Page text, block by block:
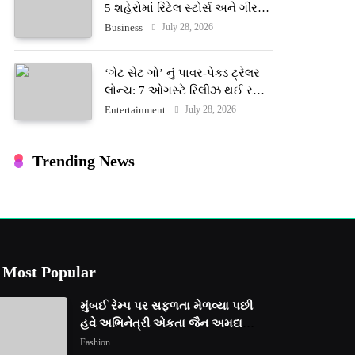
5 શહેરોમાં રિટેલ સ્ટોર્સ અને ગીર
ગાયના વૈદિક વલોણા ઘી-દૂધની શુદ્ધ
Business July 28, 2026
‘ગેટ સેટ ગો’ નું પાવર-પેક્ડ ટ્રેલર
લોન્ચ: 7 ઓગસ્ટે રિલીઝ થઈ રહેલ
આ ફિલ્મમાં હાઇ-ટેક VFX જોવા
Entertainment July 28, 2026
Trending News
Most Popular
મુંબઈ રેમ્પ પર સફળતા મેળવ્યા પછી
હવે અભિનેત્રી એકતા જૈન અમદાવાદ
ફેશન વીકમાં પોતાની પ્રતિભા
Fashion